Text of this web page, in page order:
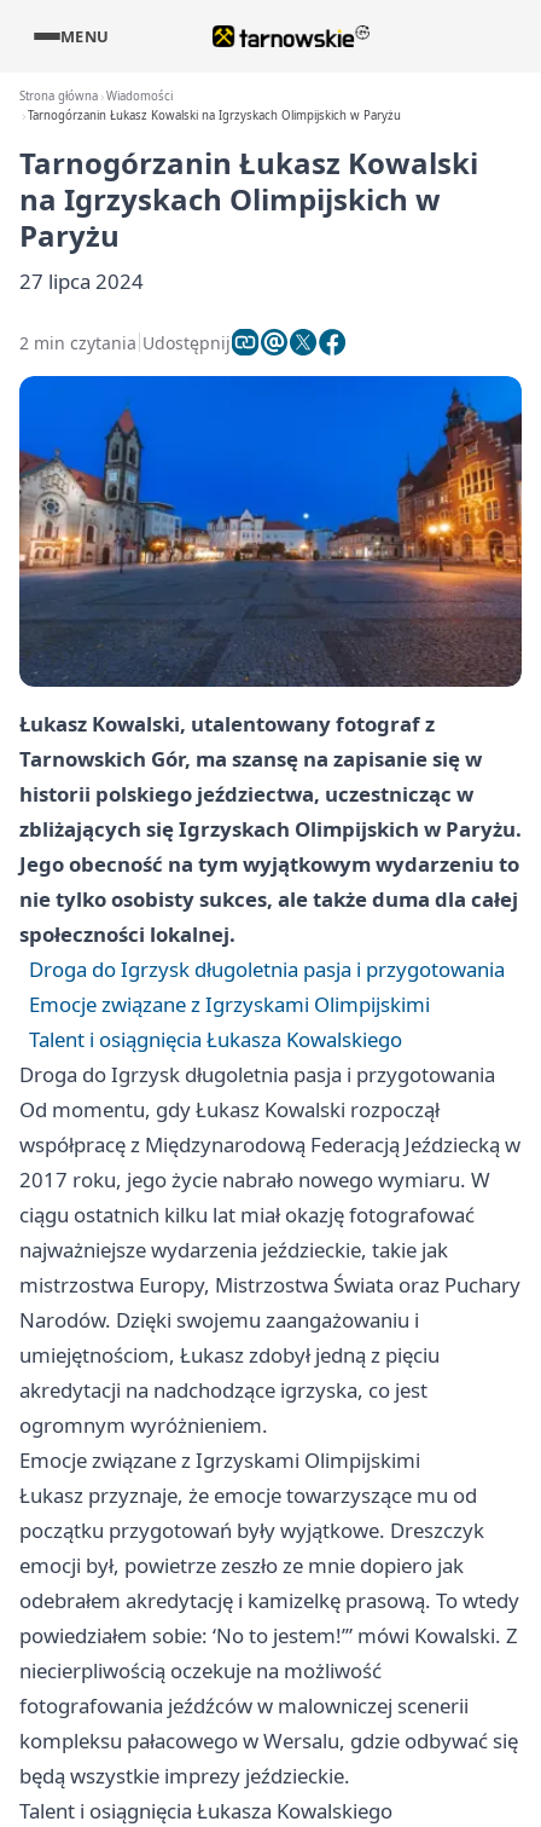
MENU
Strona główna Wiadomości
Tarnogórzanin Łukasz Kowalski na Igrzyskach Olimpijskich w Paryżu
Tarnogórzanin Łukasz Kowalski
na Igrzyskach Olimpijskich w
Paryżu
27 lipca 2024
2 min czytania Udostępnij
Łukasz Kowalski, utalentowany fotograf z
Tarnowskich Gór, ma szansę na zapisanie się w
historii polskiego jeździectwa, uczestnicząc w
zbliżających się Igrzyskach Olimpijskich w Paryżu.
Jego obecność na tym wyjątkowym wydarzeniu to
nie tylko osobisty sukces, ale także duma dla całej
społeczności lokalnej.
Droga do Igrzysk długoletnia pasja i przygotowania
Emocje związane z Igrzyskami Olimpijskimi
Talent i osiągnięcia Łukasza Kowalskiego
Droga do Igrzysk długoletnia pasja i przygotowania
Od momentu, gdy Łukasz Kowalski rozpoczął
współpracę z Międzynarodową Federacją Jeździecką w
2017 roku, jego życie nabrało nowego wymiaru. W
ciągu ostatnich kilku lat miał okazję fotografować
najważniejsze wydarzenia jeździeckie, takie jak
mistrzostwa Europy, Mistrzostwa Świata oraz Puchary
Narodów. Dzięki swojemu zaangażowaniu i
umiejętnościom, Łukasz zdobył jedną z pięciu
akredytacji na nadchodzące igrzyska, co jest
ogromnym wyróżnieniem.
Emocje związane z Igrzyskami Olimpijskimi
Łukasz przyznaje, że emocje towarzyszące mu od
początku przygotowań były wyjątkowe. Dreszczyk
emocji był, powietrze zeszło ze mnie dopiero jak
odebrałem akredytację i kamizelkę prasową. To wtedy
powiedziałem sobie: ‘No to jestem!’” mówi Kowalski. Z
niecierpliwością oczekuje na możliwość
fotografowania jeźdźców w malowniczej scenerii
kompleksu pałacowego w Wersalu, gdzie odbywać się
będą wszystkie imprezy jeździeckie.
Talent i osiągnięcia Łukasza Kowalskiego